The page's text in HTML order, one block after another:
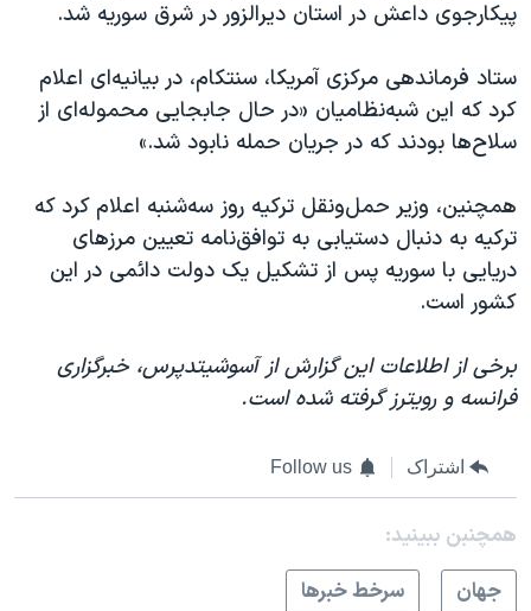
پیکارجوی داعش در استان دیرالزور در شرق سوریه شد.
ستاد فرماندهی مرکزی آمریکا، سنتکام، در بیانیه‌ای اعلام
کرد که این شبه‌نظامیان «در حال جابجایی محموله‌ای از
سلاح‌ها بودند که در جریان حمله نابود شد.»
همچنین، وزیر حمل‌ونقل ترکیه روز سه‌شنبه اعلام کرد که
ترکیه به دنبال دستیابی به توافق‌نامه تعیین مرزهای
دریایی با سوریه پس از تشکیل یک دولت دائمی در این
کشور است.
برخی از اطلاعات این گزارش از آسوشیتدپرس، خبرگزاری
فرانسه و رویترز گرفته شده است.
اشتراک Follow us
همچنبن ببینید:
جهان
سرخط خبرها